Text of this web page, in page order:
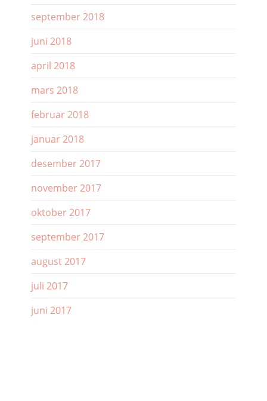
september 2018
juni 2018
april 2018
mars 2018
februar 2018
januar 2018
desember 2017
november 2017
oktober 2017
september 2017
august 2017
juli 2017
juni 2017